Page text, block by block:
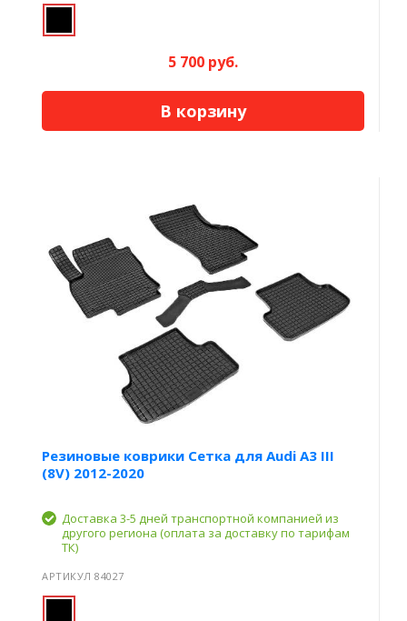
5 700 руб.
В корзину
Резиновые коврики Сетка для Audi A3 III
(8V) 2012-2020
Доставка 3-5 дней транспортной компанией из
другого региона (оплата за доставку по тарифам
ТК)
АРТИКУЛ 84027